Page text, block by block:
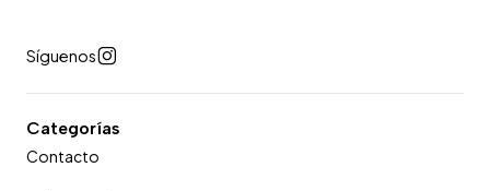
Síguenos
Categorías
Contacto